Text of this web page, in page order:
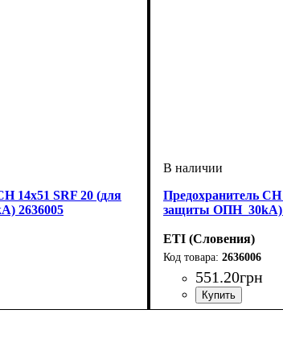
14x51 SRF 20 (для
2636005
600
Предохранитель
защиты ОПН_30kA)
ETI (Словения)
2636006
551.20грн
Устройство:
U номинальное, В:
Габарит: 14x51
Серия: CH